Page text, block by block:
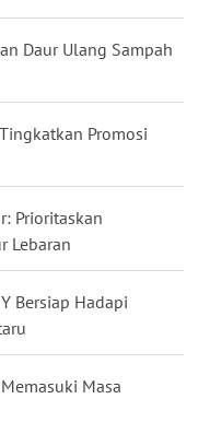
Daur Ulang Sampah
Promosi
Prioritaskan
Lebaran
Bersiap Hadapi
Masa